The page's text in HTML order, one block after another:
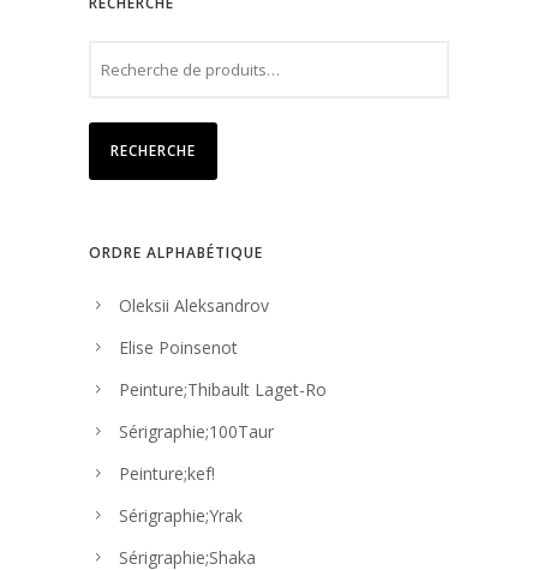
RECHERCHE
ORDRE ALPHABÉTIQUE
Oleksii Aleksandrov
Elise Poinsenot
Peinture;Thibault Laget-Ro
Sérigraphie;100Taur
Peinture;kef!
Sérigraphie;Yrak
Sérigraphie;Shaka